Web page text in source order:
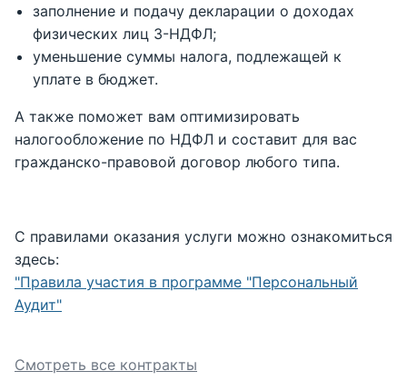
заполнение и подачу декларации о доходах
физических лиц 3-НДФЛ;
уменьшение суммы налога, подлежащей к
уплате в бюджет.
А также поможет вам оптимизировать
налогообложение по НДФЛ и составит для вас
гражданско-правовой договор любого типа.
С правилами оказания услуги можно ознакомиться
здесь:
"Правила участия в программе "Персональный
Аудит"
Смотреть все контракты